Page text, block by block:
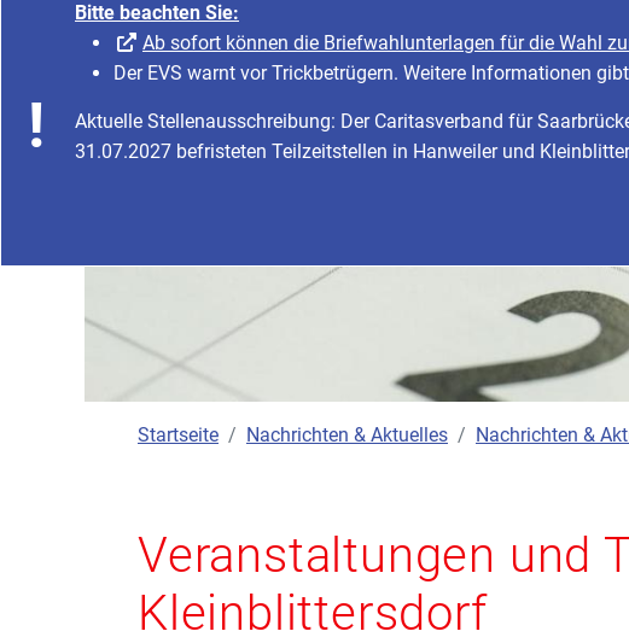
Bitte beachten Sie:
Ab sofort können die Briefwahlunterlagen für die Wahl
Der EVS warnt vor Trickbetrügern. Weitere Informationen
Aktuelle Stellenausschreibung: Der Caritasverband für
31.07.2027 befristeten Teilzeitstellen in Hanweiler und
Startseite Nachrichten & Aktuelles Nachrichten &
Veranstaltungen und
Kleinblittersdorf